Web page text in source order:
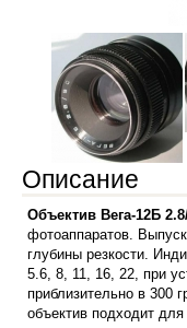
Описание
Объектив Вега-12Б
фотоаппаратов.
глубины резкости.
5.6, 8, 11, 16, 22, при
приблизительно в 300
объектив подходит